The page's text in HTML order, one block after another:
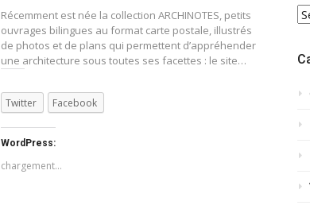
Récemment est née la collection ARCHINOTES, petits
ouvrages bilingues au format carte postale, illustrés
de photos et de plans qui permettent d’appréhender
une architecture sous toutes ses facettes : le site…
Twitter Facebook
WordPress:
chargement…